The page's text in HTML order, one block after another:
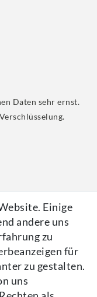
Daten sehr ernst.
Einige
andere uns
zu
für
zu gestalten.
uns